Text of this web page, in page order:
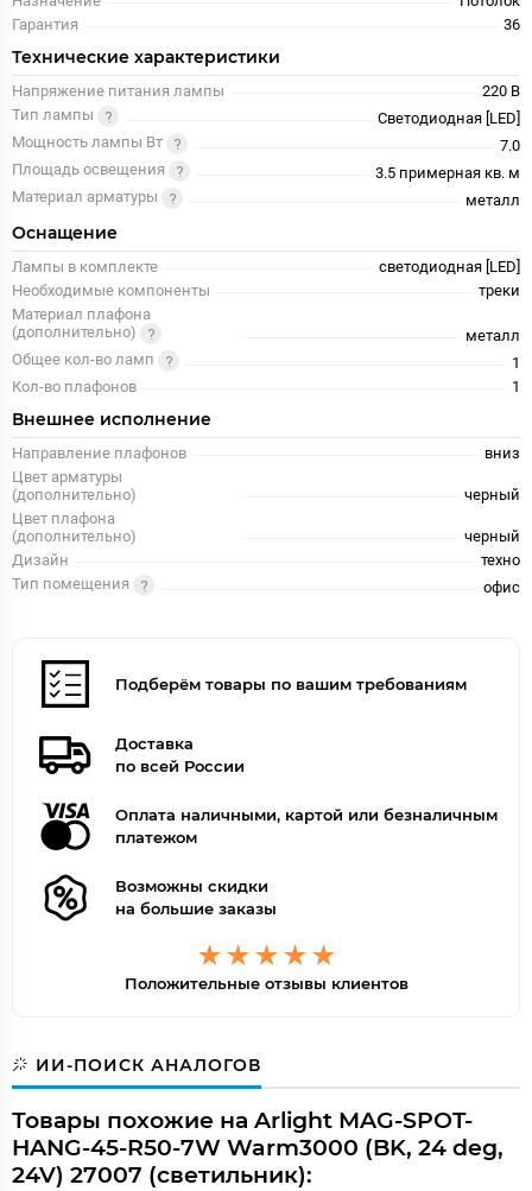
Гарантия
36
Технические характеристики
Напряжение питания лампы
220 В
Тип лампы
Светодиодная [LED]
Мощность лампы Вт
7.0
Площадь освещения
3.5 примерная кв. м
Материал арматуры
металл
Оснащение
Лампы в комплекте
светодиодная [LED]
Необходимые компоненты
треки
Материал плафона
(дополнительно)
металл
Общее кол-во ламп
1
Кол-во плафонов
1
Внешнее исполнение
Направление плафонов
вниз
Цвет арматуры
(дополнительно)
черный
Цвет плафона
(дополнительно)
черный
Дизайн
техно
Тип помещения
офис
Подберём товары по вашим требованиям
Доставка
по всей России
Оплата наличными, картой или безналичным
платежом
Возможны скидки
на большие заказы
Положительные отзывы клиентов
ИИ-ПОИСК АНАЛОГОВ
Товары похожие на Arlight MAG-SPOT-
HANG-45-R50-7W Warm3000 (BK, 24 deg,
24V) 27007 (светильник):